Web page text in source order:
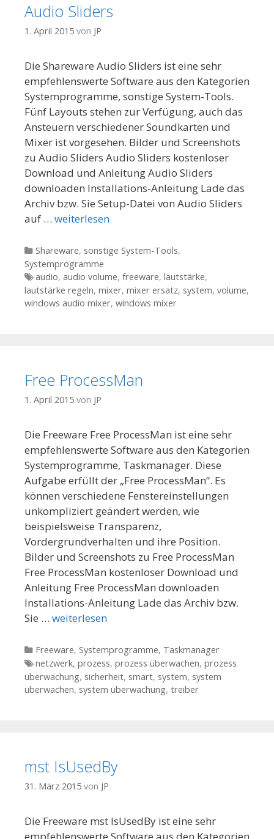
Audio Sliders
1. April 2015 von JP
Die Shareware Audio Sliders ist eine sehr
empfehlenswerte Software aus den Kategorien
Systemprogramme, sonstige System-Tools.
Fünf Layouts stehen zur Verfügung, auch das
Ansteuern verschiedener Soundkarten und
Mixer ist vorgesehen. Bilder und Screenshots
zu Audio Sliders Audio Sliders kostenloser
Download und Anleitung Audio Sliders
downloaden Installations-Anleitung Lade das
Archiv bzw. Sie Setup-Datei von Audio Sliders
auf … weiterlesen
Kategorien
Shareware, sonstige System-Tools,
Systemprogramme
Tags
audio, audio volume, freeware, lautstärke,
lautstärke regeln, mixer, mixer ersatz, system, volume,
windows audio mixer, windows mixer
Free ProcessMan
1. April 2015 von JP
Die Freeware Free ProcessMan ist eine sehr
empfehlenswerte Software aus den Kategorien
Systemprogramme, Taskmanager. Diese
Aufgabe erfüllt der „Free ProcessMan“. Es
können verschiedene Fenstereinstellungen
unkompliziert geändert werden, wie
beispielsweise Transparenz,
Vordergrundverhalten und ihre Position.
Bilder und Screenshots zu Free ProcessMan
Free ProcessMan kostenloser Download und
Anleitung Free ProcessMan downloaden
Installations-Anleitung Lade das Archiv bzw.
Sie … weiterlesen
Kategorien
Freeware, Systemprogramme, Taskmanager
Tags
netzwerk, prozess, prozess überwachen, prozess
überwachung, sicherheit, smart, system, system
überwachen, system überwachung, treiber
mst IsUsedBy
31. März 2015 von JP
Die Freeware mst IsUsedBy ist eine sehr